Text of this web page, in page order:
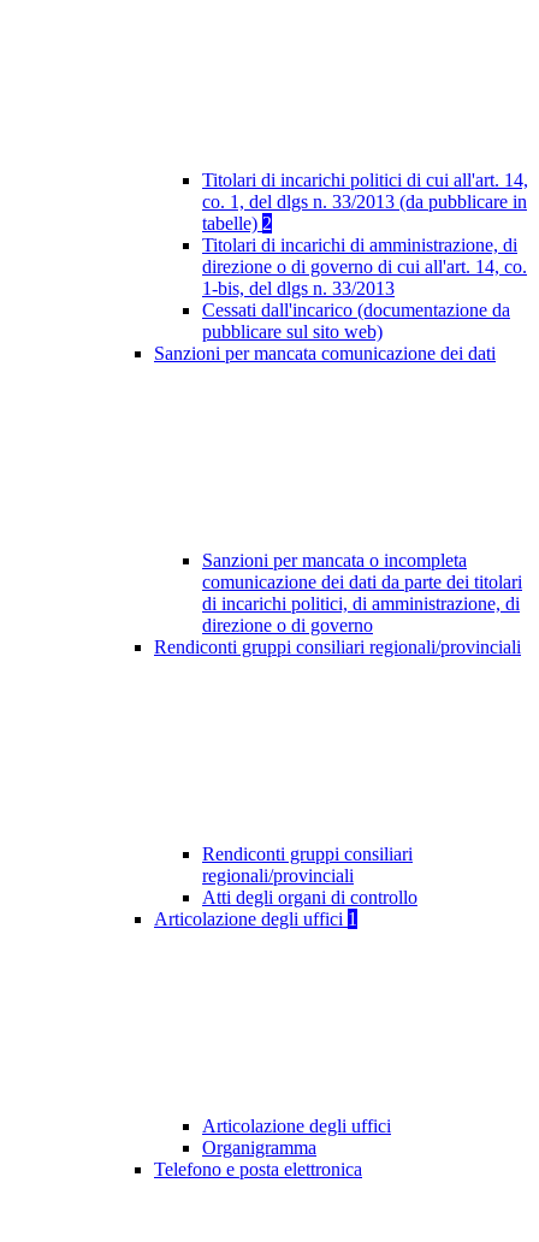
Titolari di incarichi politici di cui all'art. 14,
co. 1, del dlgs n. 33/2013 (da pubblicare in
tabelle) 2
Titolari di incarichi di amministrazione, di
direzione o di governo di cui all'art. 14, co.
1-bis, del dlgs n. 33/2013
Cessati dall'incarico (documentazione da
pubblicare sul sito web)
Sanzioni per mancata comunicazione dei dati
Sanzioni per mancata o incompleta
comunicazione dei dati da parte dei titolari
di incarichi politici, di amministrazione, di
direzione o di governo
Rendiconti gruppi consiliari regionali/provinciali
Rendiconti gruppi consiliari
regionali/provinciali
Atti degli organi di controllo
Articolazione degli uffici 1
Articolazione degli uffici
Organigramma
Telefono e posta elettronica